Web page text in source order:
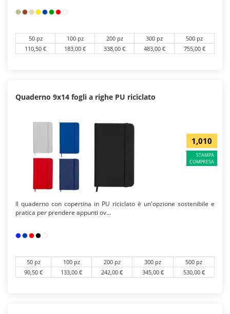
50 pz 100 pz 200 pz 300 pz
500 pz
110,50 €
183,00 € 338,00 € 483,00 € 755,00 €
Quaderno 9x14 fogli a righe PU riciclato
1,010
STAMPA
COMPRESA
Il quaderno con copertina in PU riciclato è un'opzione sostenibile e
pratica per prendere appunti ov...
50 pz 100 pz 200 pz 300 pz
500 pz
90,50 €
133,00 € 242,00 € 345,00 € 530,00 €